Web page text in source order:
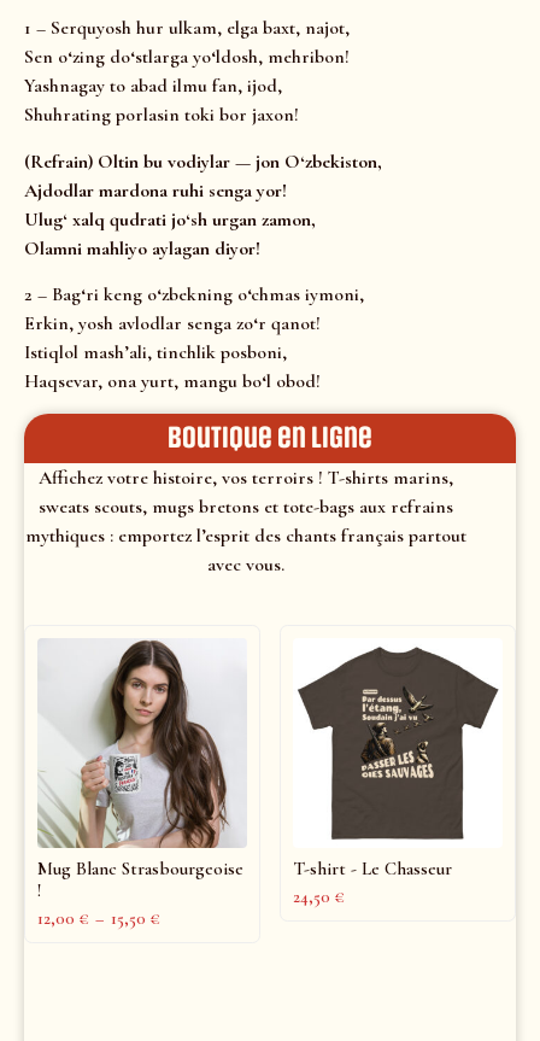
1 – Serquyosh hur ulkam, elga baxt, najot,
Sen o‘zing do‘stlarga yo‘ldosh, mehribon!
Yashnagay to abad ilmu fan, ijod,
Shuhrating porlasin toki bor jaxon!
(Refrain) Oltin bu vodiylar — jon O‘zbekiston,
Ajdodlar mardona ruhi senga yor!
Ulug‘ xalq qudrati jo‘sh urgan zamon,
Olamni mahliyo aylagan diyor!
2 – Bag‘ri keng o‘zbekning o‘chmas iymoni,
Erkin, yosh avlodlar senga zo‘r qanot!
Istiqlol mash’ali, tinchlik posboni,
Haqsevar, ona yurt, mangu bo‘l obod!
Boutique en ligne
Affichez votre histoire, vos terroirs ! T-shirts marins,
sweats scouts, mugs bretons et tote-bags aux refrains
mythiques : emportez l’esprit des chants français partout
avec vous.
Mug Blanc Strasbourgeoise
!
12,00 € – 15,50 €
T-shirt - Le Chasseur
24,50 €